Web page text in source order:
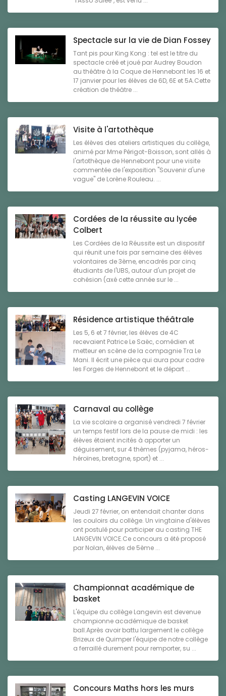
Spectacle sur la vie de Dian Fossey
Tant pis pour King Kong : tel est le titre du
spectacle créé et joué par Audrey Boudon
au théâtre à la Coque de Hennebont les 16 et
17 janvier pour les élèves de 6D, 6E et 5A.Cette
création de théâtre ...
Visite à l'artothèque
Les élèves des ateliers artistiques du collège,
animé par Mme Périgot-Boisson, sont allés à
l'artothèque de Hennebont pour une visite
commentée de l'exposition "Souvenir d'une
vague" de Lorène Rouleau. ...
Cordées de la réussite au lycée
Colbert
Les Cordées de la Réussite est un dispositif
qui réunit une fois par semaine des élèves
volontaires de 3ème, encadrés par cinq
étudiants de l'UBS, autour d'un projet de
cohésion (axé cette année sur le ...
Résidence artistique théâtrale
Les 5, 6 et 7 février, les élèves de 4C
recevaient Patrice Le Saëc, comédien et
metteur en scène de la compagnie Tra Le
Mani. Il écrit une pièce qui aura pour cadre
les Forges de Hennebont et le départ ...
Carnaval au collège
La vie scolaire a organisé vendredi 7 février
un temps festif lors de la pause de midi : les
élèves étaient incités à apporter un
déguisement, sur 4 thèmes (pyjama, héros-
héroïnes, bretagne, sport) et ...
Casting LANGEVIN VOICE
Jeudi 27 février, on entendait chanter dans
les couloirs du collège. Un vingtaine d'élèves
ont postulé pour participer au casting THE
LANGEVIN VOICE.Ce concours a été proposé
par Nolan, élèves de 5ème ...
Championnat académique de
basket
L'équipe du collège Langevin est devenue
championne académique de basket
ball.Après avoir battu largement le collège
Brizeux de Quimper l'équipe de notre collège
a ferraillé durement pour remporter, su ...
Concours Maths hors les murs